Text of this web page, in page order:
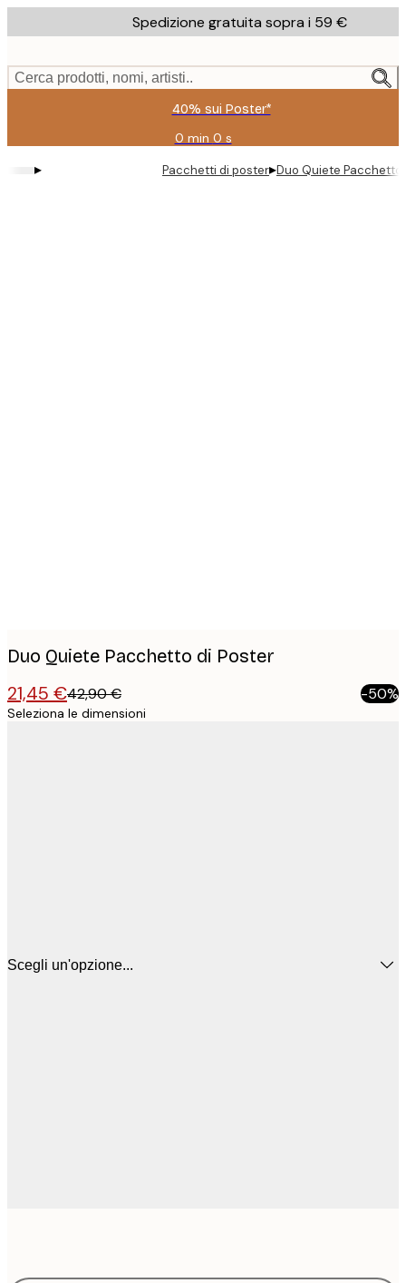
to
content.
Spedizione gratuita sopra i 59 €
Cerca prodotti, nomi, artisti..
40% sui Poster*
0 min 0 s
Valido
fino
a:
▸ Pacchetti di poster▸Duo Quiete Pacchetto
Duo Quiete Pacchetto di Poster
21,45 €42,90 € -50%
Seleziona le dimensioni
Scegli un'opzione...